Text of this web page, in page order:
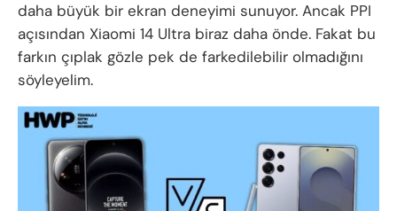
daha büyük bir ekran deneyimi sunuyor. Ancak PPI
açısından Xiaomi 14 Ultra biraz daha önde. Fakat bu
farkın çıplak gözle pek de farkedilebilir olmadığını
söyleyelim.